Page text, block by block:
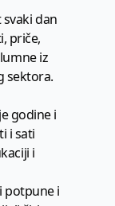
dan
priče,
iz
sektora.
godine i
i sati
i
potpune i